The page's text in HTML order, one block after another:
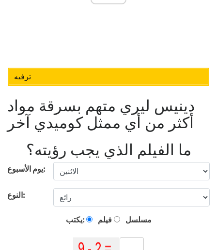
ترفيه
دينيس ليري متهم بسرقة مواد
أكثر من أي ممثل كوميدي آخر
ما الفيلم الذي يجب رؤيته؟
يوم الأسبوع:
النوع:
يكتب: فيلم مسلسل